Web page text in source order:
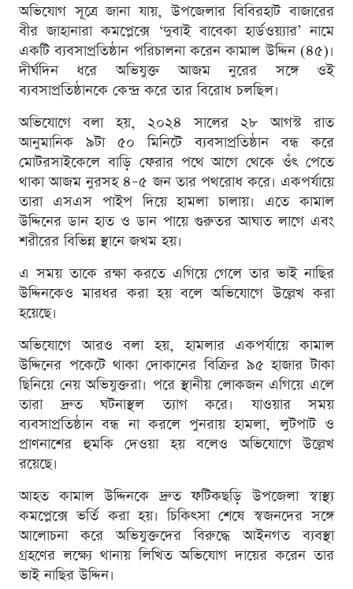
অভিযোগ সূত্রে জানা যায়, উপজেলার বিবিরহাট বাজারের
বীর জাহানারা কমপ্লেক্সে ‘দুবাই বাবেকা হার্ডওয়্যার’ নামে
একটি ব্যবসাপ্রতিষ্ঠান পরিচালনা করেন কামাল উদ্দিন (৪৫)।
দীর্ঘদিন ধরে অভিযুক্ত আজম নুরের সঙ্গে ওই
ব্যবসাপ্রতিষ্ঠানকে কেন্দ্র করে তার বিরোধ চলছিল।
অভিযোগে বলা হয়, ২০২৪ সালের ২৮ আগস্ট রাত
আনুমানিক ৯টা ৫০ মিনিটে ব্যবসাপ্রতিষ্ঠান বন্ধ করে
মোটরসাইকেলে বাড়ি ফেরার পথে আগে থেকে ওঁৎ পেতে
থাকা আজম নুরসহ ৪–৫ জন তার পথরোধ করে। একপর্যায়ে
তারা এসএস পাইপ দিয়ে হামলা চালায়। এতে কামাল
উদ্দিনের ডান হাত ও ডান পায়ে গুরুতর আঘাত লাগে এবং
শরীরের বিভিন্ন স্থানে জখম হয়।
এ সময় তাকে রক্ষা করতে এগিয়ে গেলে তার ভাই নাছির
উদ্দিনকেও মারধর করা হয় বলে অভিযোগে উল্লেখ করা
হয়েছে।
অভিযোগে আরও বলা হয়, হামলার একপর্যায়ে কামাল
উদ্দিনের পকেটে থাকা দোকানের বিক্রির ৯৫ হাজার টাকা
ছিনিয়ে নেয় অভিযুক্তরা। পরে স্থানীয় লোকজন এগিয়ে এলে
তারা দ্রুত ঘটনাস্থল ত্যাগ করে। যাওয়ার সময়
ব্যবসাপ্রতিষ্ঠান বন্ধ না করলে পুনরায় হামলা, লুটপাট ও
প্রাণনাশের হুমকি দেওয়া হয় বলেও অভিযোগে উল্লেখ
রয়েছে।
আহত কামাল উদ্দিনকে দ্রুত ফটিকছড়ি উপজেলা স্বাস্থ্য
কমপ্লেক্সে ভর্তি করা হয়। চিকিৎসা শেষে স্বজনদের সঙ্গে
আলোচনা করে অভিযুক্তদের বিরুদ্ধে আইনগত ব্যবস্থা
গ্রহণের লক্ষ্যে থানায় লিখিত অভিযোগ দায়ের করেন তার
ভাই নাছির উদ্দিন।